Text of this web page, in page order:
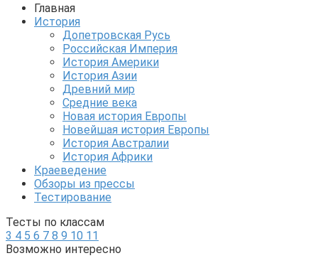
Главная
История
Допетровская Русь
Российская Империя
История Америки
История Азии
Древний мир
Средние века
Новая история Европы
Новейшая история Европы
История Австралии
История Африки
Краеведение
Обзоры из прессы
Тестирование
Тесты по классам
3 4 5 6 7 8 9 10 11
Возможно интересно